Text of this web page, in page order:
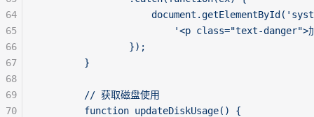
'<p class="text-danger">
                });
        }
        // 获取磁盘使用
        function updateDiskUsage() {
64
65
66
67
68
69
70